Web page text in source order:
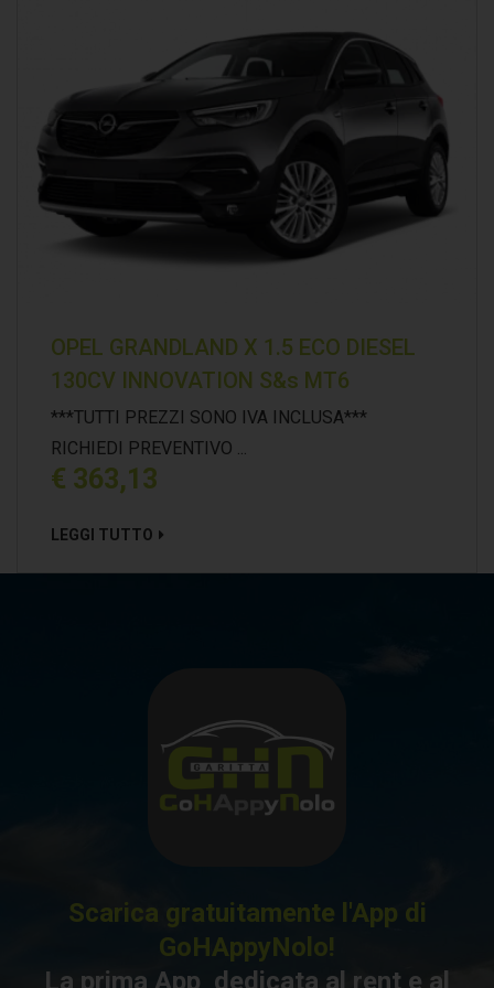
OPEL GRANDLAND X 1.5 ECO DIESEL
130CV INNOVATION S&s MT6
***TUTTI PREZZI SONO IVA INCLUSA***
RICHIEDI PREVENTIVO ...
€ 363,13
LEGGI TUTTO
Scarica gratuitamente l'App di
GoHAppyNolo!
La prima App dedicata al rent e al